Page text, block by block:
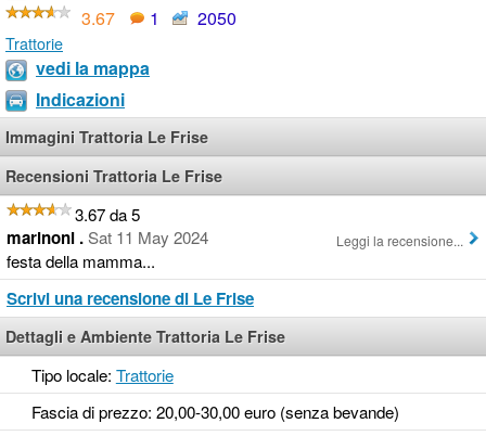
3.67
1 2050
Trattorie
vedi la mappa
Indicazioni
Immagini Trattoria Le Frise
Recensioni Trattoria Le Frise
3.67 da 5
marinoni .Sat 11 May 2024
festa della mamma...
Leggi la recensione...
Scrivi una recensione di Le Frise
Dettagli e Ambiente Trattoria Le Frise
Tipo locale: Trattorie
Fascia di prezzo: 20,00-30,00 euro (senza bevande)